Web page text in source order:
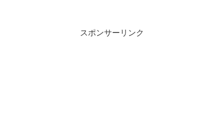
スポンサーリンク